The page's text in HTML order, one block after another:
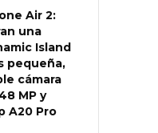
Air 2:
una
Island
pequeña,
cámara
MP y
A20 Pro